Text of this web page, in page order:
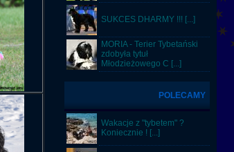
SUKCES DHARMY !!! [...]
MORIA - Terier Tybetański
zdobyła tytuł
Młodzieżowego C [...]
POLECAMY
Wakacje z "tybetem" ?
Koniecznie ! [...]